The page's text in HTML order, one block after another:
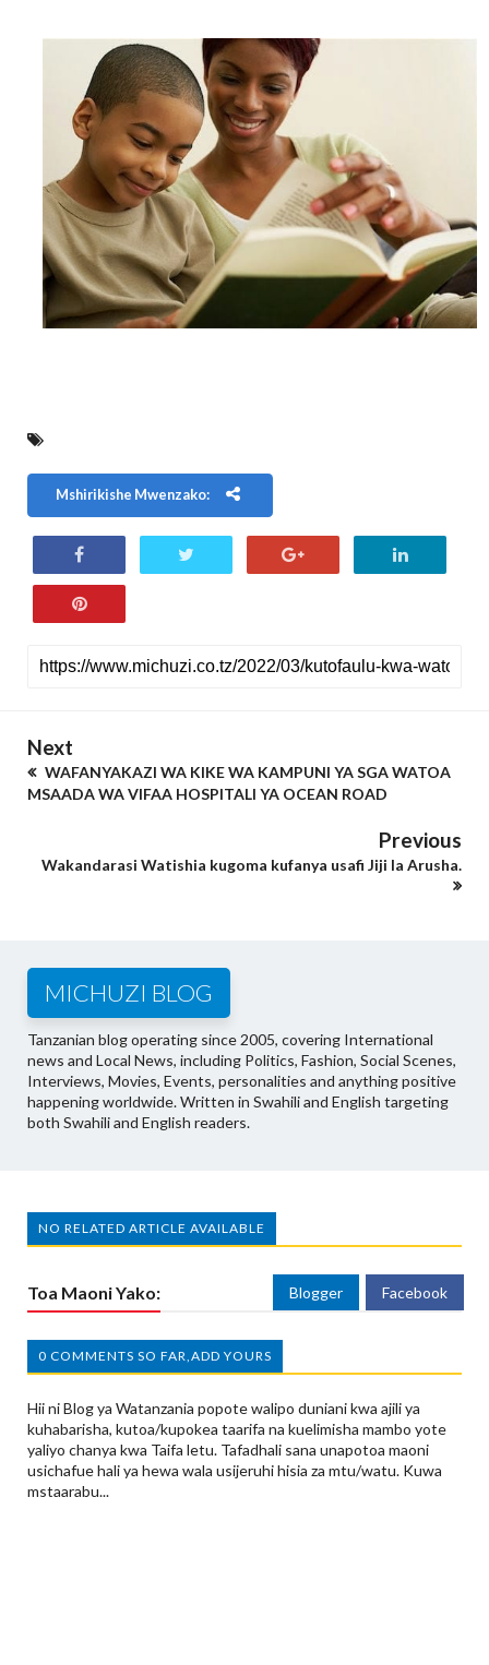
Mshirikishe Mwenzako:
Next
WAFANYAKAZI WA KIKE WA KAMPUNI YA SGA WATOA
MSAADA WA VIFAA HOSPITALI YA OCEAN ROAD
Previous
Wakandarasi Watishia kugoma kufanya usafi Jiji la Arusha.
MICHUZI BLOG
Tanzanian blog operating since 2005, covering International
news and Local News, including Politics, Fashion, Social Scenes,
Interviews, Movies, Events, personalities and anything positive
happening worldwide. Written in Swahili and English targeting
both Swahili and English readers.
NO RELATED ARTICLE AVAILABLE
Toa Maoni Yako: Blogger Facebook
0 COMMENTS SO FAR,ADD YOURS
Hii ni Blog ya Watanzania popote walipo duniani kwa ajili ya
kuhabarisha, kutoa/kupokea taarifa na kuelimisha mambo yote
yaliyo chanya kwa Taifa letu. Tafadhali sana unapotoa maoni
usichafue hali ya hewa wala usijeruhi hisia za mtu/watu. Kuwa
mstaarabu...